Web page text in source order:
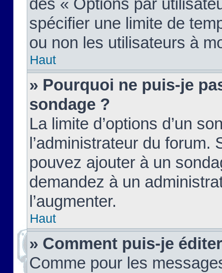
des « Options par
spécifier une limite de
ou non les utilisateurs à
Haut
» Pourquoi ne puis-je
sondage ?
La limite d’options d’un
l’administrateur du forum.
pouvez ajouter à un
demandez à un
l’augmenter.
Haut
» Comment puis-je
Comme pour les